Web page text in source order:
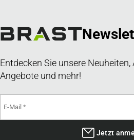
Entdecken Sie unsere
Angebote und mehr!
Jetzt